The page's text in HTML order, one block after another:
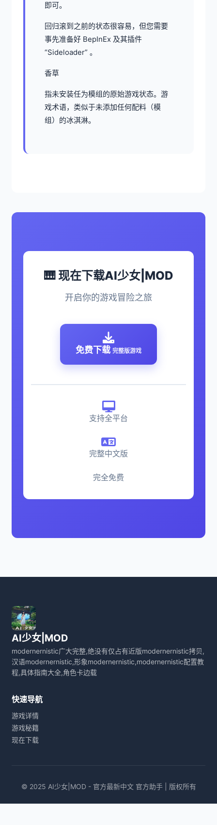
即可。
回归滚到之前的状态很容易，但您需要
事先准备好 BepInEx 及其插件
“Sideloader” 。
香草
指未安装任为模组的原始游戏状态。游
戏术语，类似于未添加任何配料（模
组）的冰淇淋。
🎹 现在下载AI少女|MOD
开启你的游戏冒险之旅
免费下载 完整版游戏
支持全平台
完整中文版
完全免费
AI少女|MOD
modernernistic广大完整,绝没有仅占有近版modernernistic拷贝,
汉语modernernistic,形象modernernistic,modernernistic配置教
程,具体指南大全,角色卡边载
快速导航
游戏详情
游戏秘籍
现在下载
© 2025 AI少女|MOD - 官方最新中文 官方助手 | 版权所有